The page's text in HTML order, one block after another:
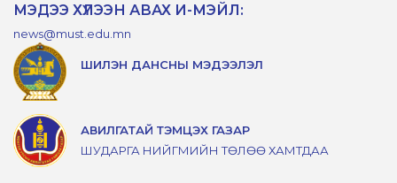
МЭДЭЭ ХҮЛЭЭН АВАХ И-МЭЙЛ:
news@must.edu.mn
ШИЛЭН ДАНСНЫ МЭДЭЭЛЭЛ
АВИЛГАТАЙ ТЭМЦЭХ ГАЗАР
ШУДАРГА НИЙГМИЙН ТӨЛӨӨ ХАМТДАА